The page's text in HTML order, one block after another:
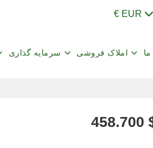
€ EUR
سرمایه گذاری املاک فروشی
458.700